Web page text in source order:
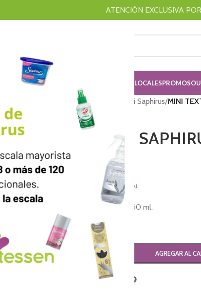
ATENCIÓN EXCLUSIVA
SAHUMERIOSSHINY LOCALESPROMOS
SAPHIRUS Textil Mini Saphirus/MINI
MINI TEXTIL
PITANGA
PRECIO FINAL
Presentación: Atomizador 60 ml.
-
AGREGAR AL